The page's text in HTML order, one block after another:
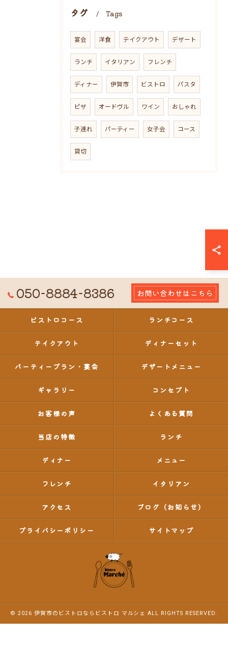
タグ Tags
宴会 洋食 テイクアウト デザート
ランチ イタリアン フレンチ
ディナー 伊賀市 ビストロ パスタ
ピザ オードヴル ワイン おしゃれ
子連れ パーティー 女子会 コース
貸切
050-8884-8386 お問い合わせはこちら
ビストロコース ランチコース
テイクアウト ディナーセット
パーティープラン・宴会 デザートメニュー
ギャラリー コンセプト
お客様の声 よくある質問
当店の特徴 ランチ
ディナー メニュー
フレンチ イタリアン
アクセス ブログ（お知らせ）
プライバシーポリシー サイトマップ
© 2026 伊賀市のビストロならビストロ マルシェ ALL RIGHTS RESERVED.